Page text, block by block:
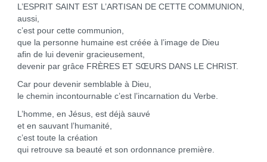
L’ESPRIT SAINT EST L’ARTISAN DE CETTE COMMUNION,
aussi,
c’est pour cette communion,
que la personne humaine est créée à l’image de Dieu
afin de lui devenir gracieusement,
devenir par grâce FRÈRES ET SŒURS DANS LE CHRIST.
Car pour devenir semblable à Dieu,
le chemin incontournable c’est l’incarnation du Verbe.
L’homme, en Jésus, est déjà sauvé
et en sauvant l’humanité,
c’est toute la création
qui retrouve sa beauté et son ordonnance première.